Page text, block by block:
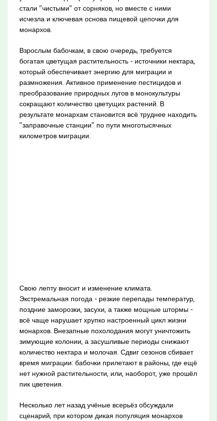
стали "чистыми" от сорняков, но вместе с ними
исчезла и ключевая основа пищевой цепочки для
монархов.
Взрослым бабочкам, в свою очередь, требуется
богатая цветущая растительность - источники нектара,
который обеспечивает энергию для миграции и
размножения. Активное применение пестицидов и
преобразование природных лугов в монокультуры
сокращают количество цветущих растений. В
результате монархам становится всё труднее находить
"заправочные станции" по пути многотысячных
километров миграции.
Свою лепту вносит и изменение климата.
Экстремальная погода - резкие перепады температур,
поздние заморозки, засухи, а также мощные штормы -
всё чаще нарушает хрупко настроенный цикл жизни
монархов. Внезапные похолодания могут уничтожить
зимующие колонии, а засушливые периоды снижают
количество нектара и молочая. Сдвиг сезонов сбивает
время миграции: бабочки прилетают в районы, где ещё
нет нужной растительности, или, наоборот, уже прошёл
пик цветения.
Несколько лет назад учёные всерьёз обсуждали
сценарий, при котором дикая популяция монархов